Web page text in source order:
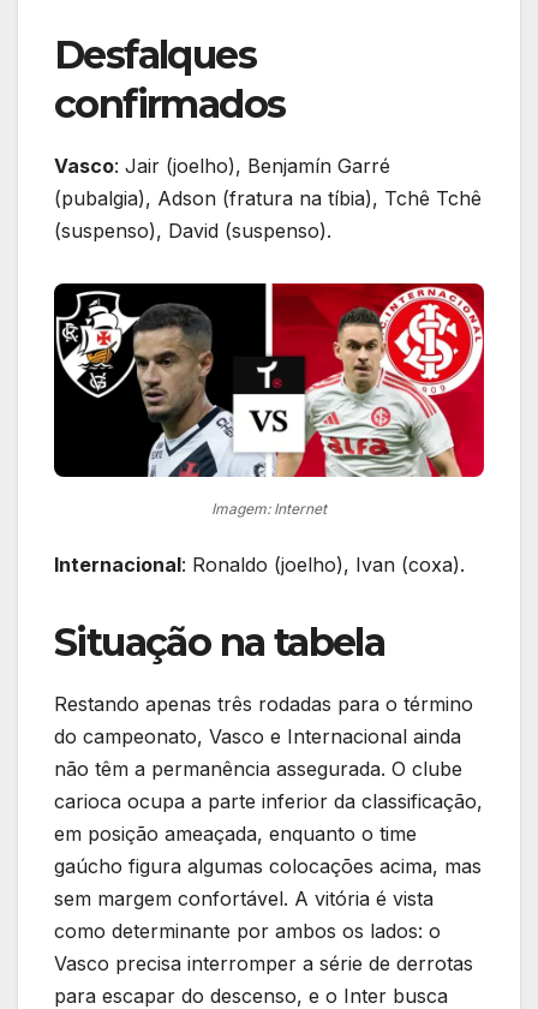
Desfalques
confirmados
Vasco: Jair (joelho), Benjamín Garré
(pubalgia), Adson (fratura na tíbia), Tchê Tchê
(suspenso), David (suspenso).
Imagem: Internet
Internacional: Ronaldo (joelho), Ivan (coxa).
Situação na tabela
Restando apenas três rodadas para o término
do campeonato, Vasco e Internacional ainda
não têm a permanência assegurada. O clube
carioca ocupa a parte inferior da classificação,
em posição ameaçada, enquanto o time
gaúcho figura algumas colocações acima, mas
sem margem confortável. A vitória é vista
como determinante por ambos os lados: o
Vasco precisa interromper a série de derrotas
para escapar do descenso, e o Inter busca